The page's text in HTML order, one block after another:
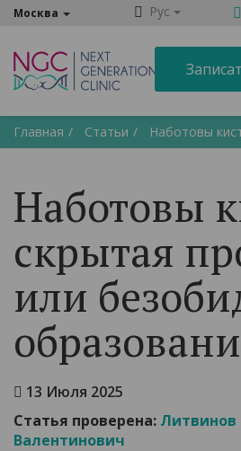
Москва Рус
Главная Статьи Наботовы
Наботовы
скрытая
или
13 Июля 2025
Статья проверена:
Валентинович